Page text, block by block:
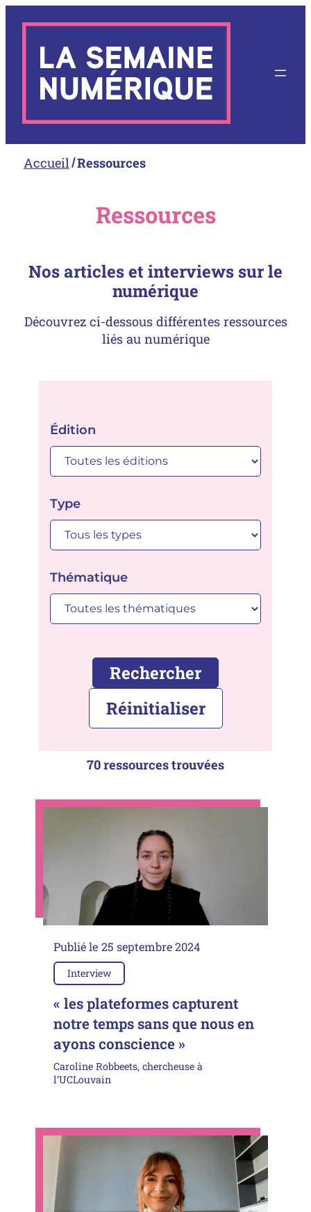
contenu
Accueil Ressources
Ressources
Nos articles et interviews sur le
numérique
Découvrez ci-dessous différentes ressources
liés au numérique
Édition
Type
Thématique
Rechercher
Réinitialiser
70 ressources trouvées
Publié le 25 septembre 2024
Interview
« les plateformes capturent
notre temps sans que nous en
ayons conscience »
Caroline Robbeets, chercheuse à
l’UCLouvain